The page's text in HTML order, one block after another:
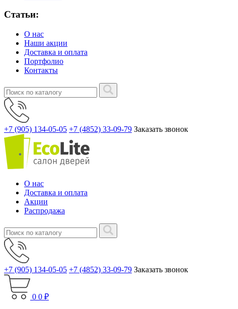
Статьи:
О нас
Наши акции
Доставка и оплата
Портфолио
Контакты
+7 (905) 134-05-05 +7 (4852) 33-09-79 Заказать звонок
О нас
Доставка и оплата
Акции
Распродажа
+7 (905) 134-05-05 +7 (4852) 33-09-79 Заказать звонок
0 0 ₽